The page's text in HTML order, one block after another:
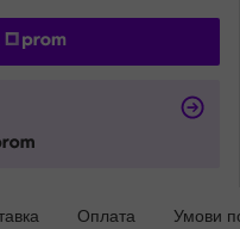
Оплата Умови